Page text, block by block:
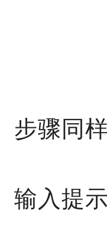
步骤同
输入提